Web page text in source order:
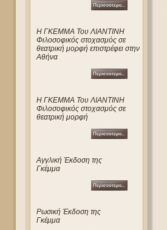
Η ΓΚΕΜΜΑ Του ΛΙΑΝΤΙΝΗ
Φιλοσοφικός στοχασμός σε
θεατρική μορφή επιστρέφει στην
Αθήνα
Η ΓΚΕΜΜΑ Του ΛΙΑΝΤΙΝΗ
Φιλοσοφικός στοχασμός σε
θεατρική μορφή
Αγγλική Έκδοση της
Γκέμμα
Ρωσική Έκδοση της
Γκέμμα